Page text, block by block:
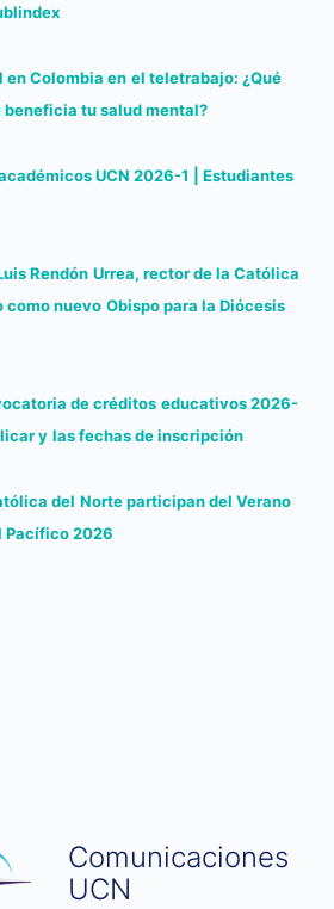
en Colombia en el teletrabajo: ¿Qué
tu salud mental?
UCN 2026-1 | Estudiantes
Rendón Urrea, rector de la Católica
como nuevo Obispo para la Diócesis
de créditos educativos 2026-
y las fechas de inscripción
del Norte participan del Verano
Pacífico 2026
Comunicaciones
UCN